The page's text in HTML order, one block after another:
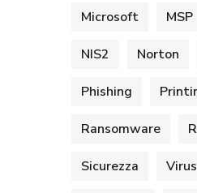
Microsoft MSP
NIS2 Norton
Phishing
Ransomware
Sicurezza Virus